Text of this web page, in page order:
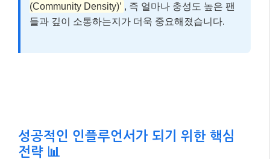
(Community Density)’ , 즉 얼마나 충성도 높은 팬
들과 깊이 소통하는지가 더욱 중요해졌습니다.
성공적인 인플루언서가 되기 위한 핵심
전략 📊